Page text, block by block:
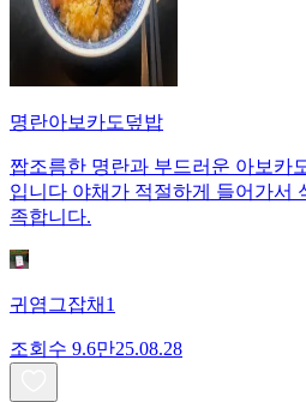
명란아보카도덮밥
짭조름한 명란과 부드러운 아보카
입니다 야채가 적절하게 들어가서
족합니다.
귀염그잡채1
조회수 9.6만25.08.28